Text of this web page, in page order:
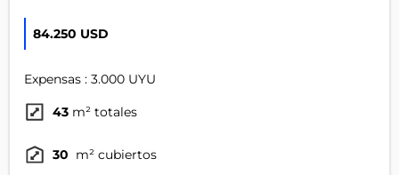
84.250 USD
Expensas : 3.000 UYU
43 m² totales
30 m² cubiertos